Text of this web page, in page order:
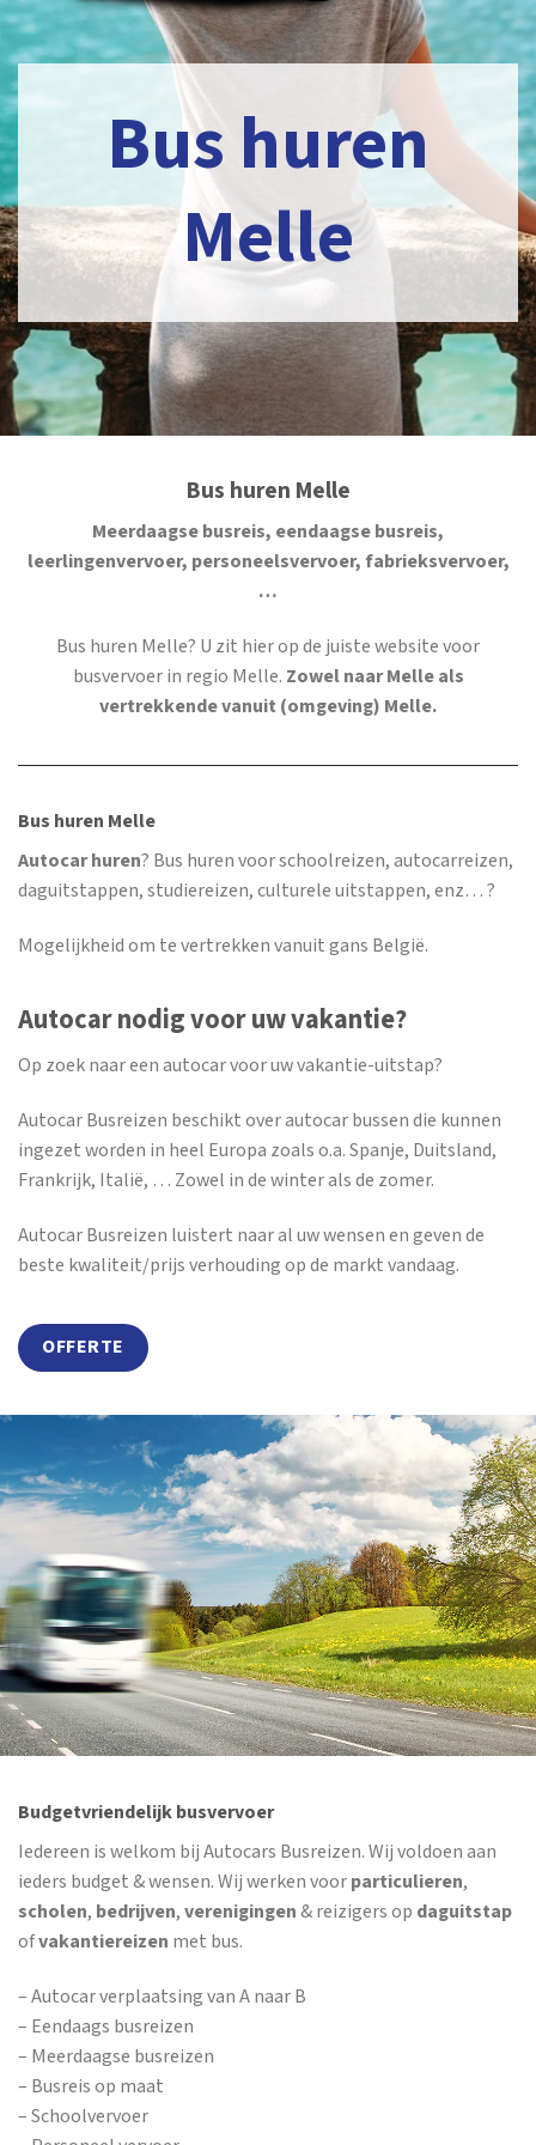
Bus huren
Melle
Bus huren Melle
Meerdaagse busreis, eendaagse busreis,
leerlingenvervoer, personeelsvervoer, fabrieksvervoer,
…
Bus huren Melle? U zit hier op de juiste website voor
busvervoer in regio Melle. Zowel naar Melle als
vertrekkende vanuit (omgeving) Melle.
Bus huren Melle
Autocar huren? Bus huren voor schoolreizen, autocarreizen,
daguitstappen, studiereizen, culturele uitstappen, enz… ?
Mogelijkheid om te vertrekken vanuit gans België.
Autocar nodig voor uw vakantie?
Op zoek naar een autocar voor uw vakantie-uitstap?
Autocar Busreizen beschikt over autocar bussen die kunnen
ingezet worden in heel Europa zoals o.a. Spanje, Duitsland,
Frankrijk, Italië, … Zowel in de winter als de zomer.
Autocar Busreizen luistert naar al uw wensen en geven de
beste kwaliteit/prijs verhouding op de markt vandaag.
OFFERTE
Budgetvriendelijk busvervoer
Iedereen is welkom bij Autocars Busreizen. Wij voldoen aan
ieders budget & wensen. Wij werken voorparticulieren,
scholen, bedrijven,verenigingen& reizigers op daguitstap
ofvakantiereizen met bus.
– Autocar verplaatsing van A naar B
– Eendaags busreizen
– Meerdaagse busreizen
– Busreis op maat
– Schoolvervoer